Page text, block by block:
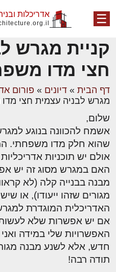
☰ אדריכלות
קניית מגרש
חצי מדו
דף הבית » דיונים » פורום
מגרש לבניה עצמית חצי
שלום,
אשמח להכוונה בנוגע
שהוא חלק מדו משפחתי.
אולם יש תוכניות
האם במגרש מסוג זה יש
מבנה בבנייה קלה (לא
מגורים שזהו ייעודו), או
האדריכלית המוגדרת
אם יש אפשרות שלא
האפשרויות שלי במידה
חדש, אלא לשנע מבנה
תודה רבה!